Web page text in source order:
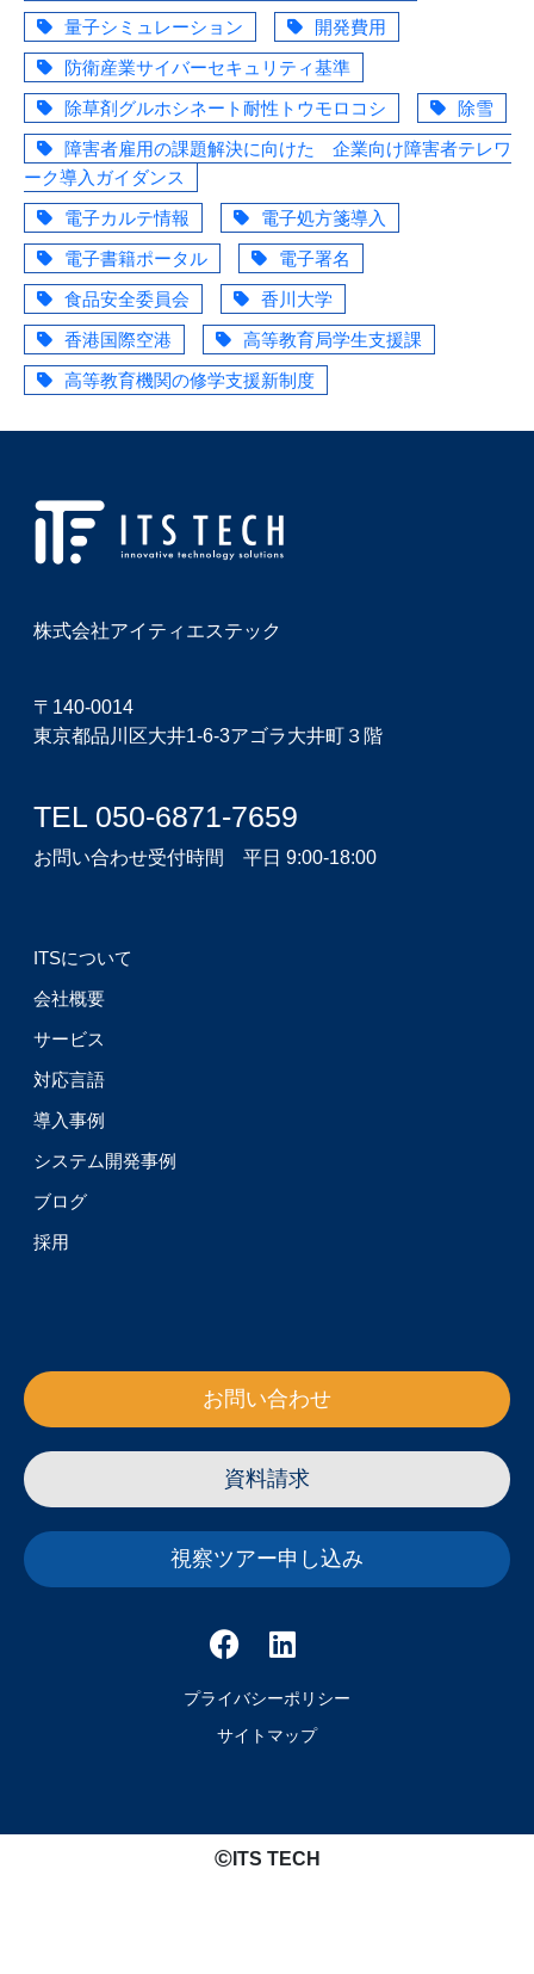
量子シミュレーション
開発費用
防衛産業サイバーセキュリティ基準
除草剤グルホシネート耐性トウモロコシ
除雪
障害者雇用の課題解決に向けた 企業向け障害者テレワ
ーク導入ガイダンス
電子カルテ情報
電子処方箋導入
電子書籍ポータル
電子署名
食品安全委員会
香川大学
香港国際空港
高等教育局学生支援課
高等教育機関の修学支援新制度
株式会社アイティエステック
〒140-0014
東京都品川区大井1-6-3アゴラ大井町３階
TEL 050-6871-7659
お問い合わせ受付時間 平日 9:00-18:00
ITSについて
会社概要
サービス
対応言語
導入事例
システム開発事例
ブログ
採用
お問い合わせ
資料請求
視察ツアー申し込み
プライバシーポリシー
サイトマップ
©️ITS TECH